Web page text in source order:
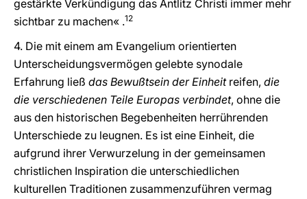
gestärkte Verkündigung das Antlitz Christi immer mehr
sichtbar zu machen« .12
4. Die mit einem am Evangelium orientierten
Unterscheidungsvermögen gelebte synodale
Erfahrung ließ das Bewußtsein der Einheit reifen, die
die verschiedenen Teile Europas verbindet, ohne die
aus den historischen Begebenheiten herrührenden
Unterschiede zu leugnen. Es ist eine Einheit, die
aufgrund ihrer Verwurzelung in der gemeinsamen
christlichen Inspiration die unterschiedlichen
kulturellen Traditionen zusammenzuführen vermag